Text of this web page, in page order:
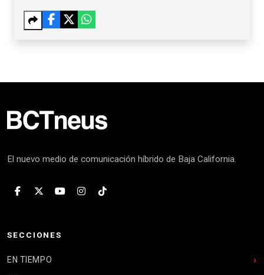
El nuevo medio de comunicación híbrido de Baja California.
SECCIONES
EN TIEMPO